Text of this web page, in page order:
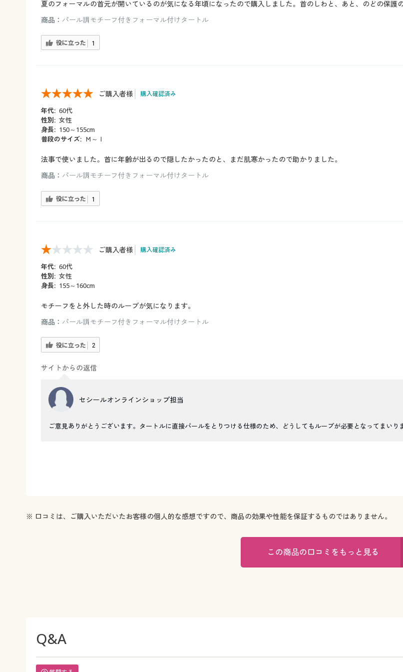
夏のフォーマルの首元が開いているのが気になる年頃になったので購入しました。首のしわと、あと、のどの保護
商品： パール調モチーフ付きフォーマル付けタートル
役に立った 1
ご購入者様 購入確認済み
年代: 60代
性別: 女性
身長: 150～155cm
普段のサイズ: Ｍ～ｌ
法事で使いました。首に年齢が出るので隠したかったのと、まだ肌寒かったので助かりました。
商品： パール調モチーフ付きフォーマル付けタートル
役に立った 1
ご購入者様 購入確認済み
年代: 60代
性別: 女性
身長: 155～160cm
モチーフをと外した時のループが気になります。
商品： パール調モチーフ付きフォーマル付けタートル
役に立った 2
サイトからの返信
セシールオンラインショップ担当
ご意見ありがとうございます。タートルに直接パールをとりつける仕様のため、どうしてもループが必要となってまい
※ 口コミは、ご購入いただいたお客様の個人的な感想ですので、商品の効果や性能を保証するものではありません。
この商品の口コミをもっと見る
Q&A